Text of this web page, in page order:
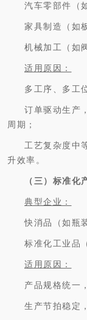
汽车零部件（
家具制造（如
机械加工（如
适用原因：
多工序、多工
订单驱动生产
周期；
工艺复杂度中
升效率。
（三）标准化
典型企业：
快消品（如瓶
标准化工业品
适用原因：
产品规格统一
生产节拍稳定